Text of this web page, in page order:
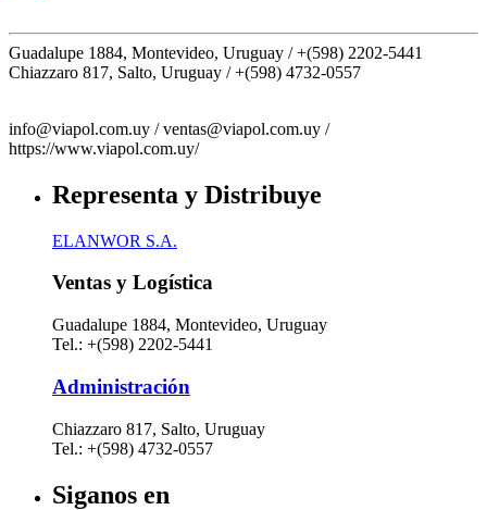
Guadalupe 1884, Montevideo, Uruguay /+(598) 2202-5441
Chiazzaro 817, Salto, Uruguay /+(598) 4732-0557
info@viapol.com.uy /ventas@viapol.com.uy /
https://www.viapol.com.uy/
Representa y Distribuye
ELANWOR S.A.
Ventas y Logística
Guadalupe 1884, Montevideo, Uruguay
Tel.: +(598) 2202-5441
Administración
Chiazzaro 817, Salto, Uruguay
Tel.: +(598) 4732-0557
Siganos en